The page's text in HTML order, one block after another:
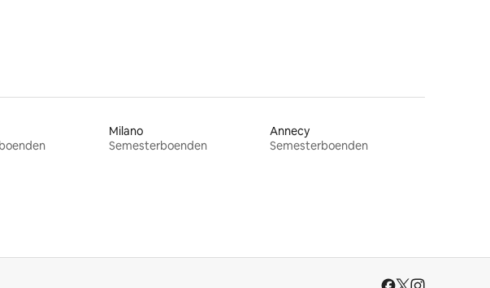
Milano
Semesterboenden
Annecy
Semesterboenden